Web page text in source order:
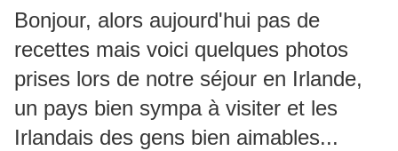
Bonjour, alors aujourd'hui pas de
recettes mais voici quelques photos
prises lors de notre séjour en Irlande,
un pays bien sympa à visiter et les
Irlandais des gens bien aimables...